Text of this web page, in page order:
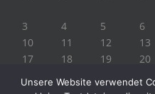
3
4 5 6
10
11 12 13
17
18 19 20
Unsere Website verwendet